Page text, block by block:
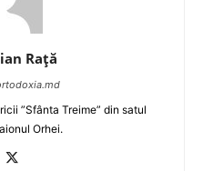
Raţă
”Sfânta Treime” din satul
Orhei.